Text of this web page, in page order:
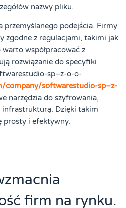
nazwy pliku.
przemyślanego podejścia. Firmy
zgodne z regulacjami, takimi jak
współpracować z
rozwiązanie do specyfiki
sp–z-o-o-
company/softwarestudio-sp–z-
narzędzia do szyfrowania,
infrastrukturą. Dzięki takim
prosty i efektywny.
firm na rynku.